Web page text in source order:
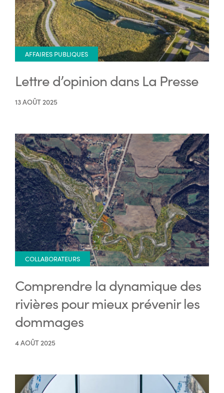
AFFAIRES PUBLIQUES
Lettre d’opinion dans La Presse
13 AOÛT 2025
COLLABORATEURS
Comprendre la dynamique des
rivières pour mieux prévenir les
dommages
4 AOÛT 2025